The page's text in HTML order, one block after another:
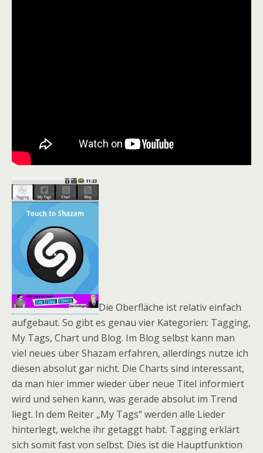
Die Oberfläche ist relativ einfach
aufgebaut. So gibt es genau vier Kategorien: Tagging,
My Tags, Chart und Blog. Im Blog selbst kann man
viel neues über Shazam erfahren, allerdings nutze ich
diesen absolut gar nicht. Die Charts sind interessant,
da man hier immer wieder über neue Titel informiert
wird und sehen kann, was gerade absolut im Trend
liegt. In dem Reiter „My Tags“ werden alle Lieder
hinterlegt, welche ihr getaggt habt. Tagging erklärt
sich somit fast von selbst. Dies ist die Hauptfunktion